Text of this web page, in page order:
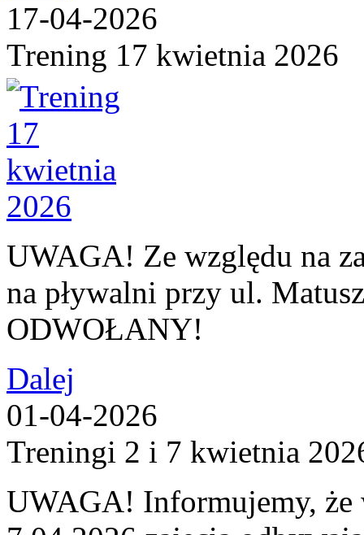
17-04-2026
Trening 17 kwietnia 2026
UWAGA! Ze względu na
na pływalni przy ul.
ODWOŁANY!
Dalej
01-04-2026
Treningi 2 i 7 kwietnia
UWAGA! Informujemy, że